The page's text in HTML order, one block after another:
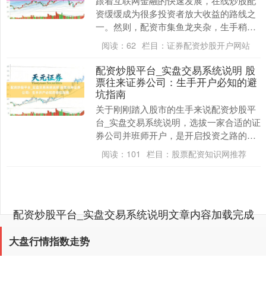
资缓缓成为很多投资者放大收益的路线之
一。然则，配资市集鱼龙夹杂，生手稍有
失慎便可能堕入耗损以至资金损失的窘
境。本文将从避坑与....
阅读： 62 栏目： 证券配资炒股开户网站
配资炒股平台_实盘交易系统说明 股
票往来证券公司：生手开户必知的避
坑指南
关于刚刚踏入股市的生手来说配资炒股平
台_实盘交易系统说明，选拔一家合适的证
券公司并班师开户，是开启投资之路的第
一步。但是，濒临商场上五花八门标券商
和复杂的开户经....
阅读： 101 栏目： 股票配资知识网推荐
配资炒股平台_实盘交易系统说明文章内容加载完成
大盘行情指数走势